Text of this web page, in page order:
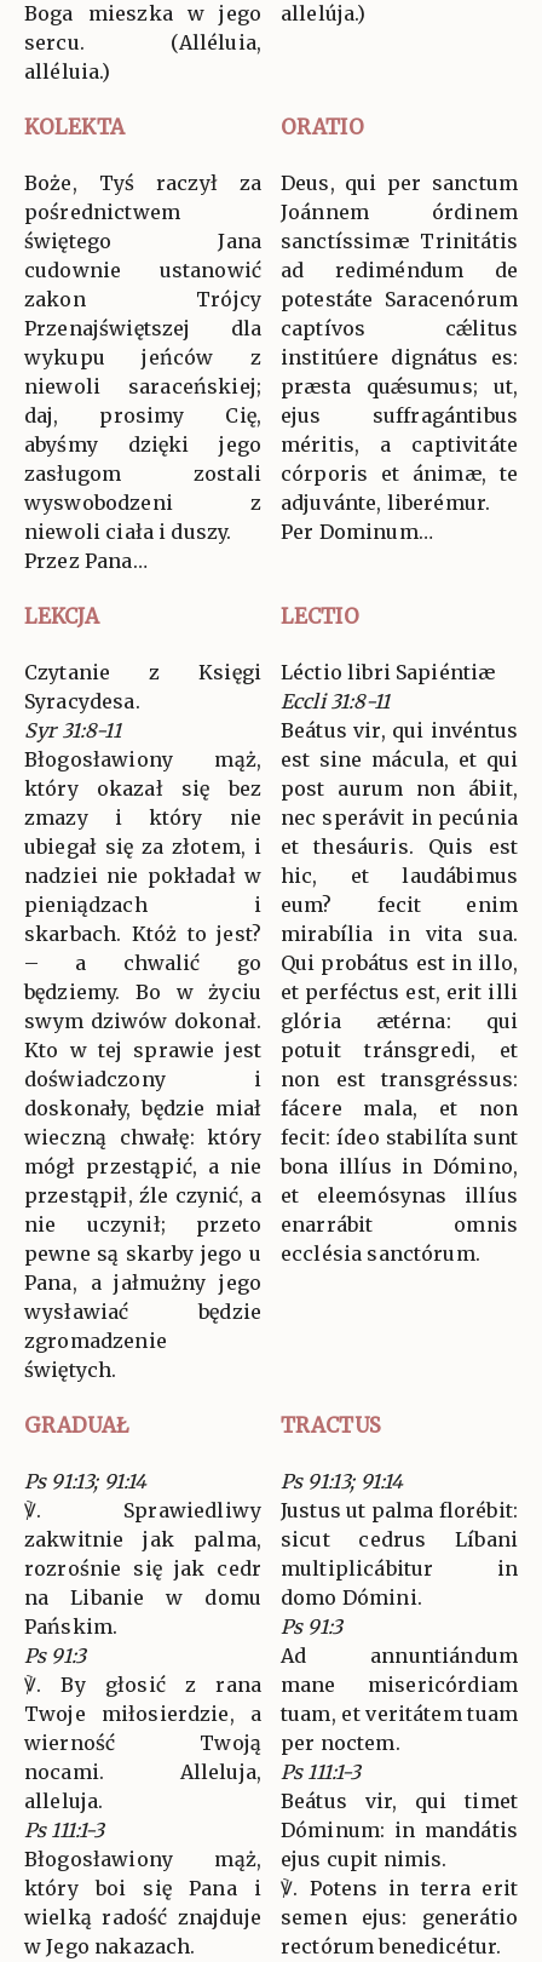
Boga mieszka w jego
sercu. (Alléluia,
alléluia.)
allelúja.)
KOLEKTA ORATIO
Boże, Tyś raczył za
pośrednictwem
świętego Jana
cudownie ustanowić
zakon Trójcy
Przenajświętszej dla
wykupu jeńców z
niewoli saraceńskiej;
daj, prosimy Cię,
abyśmy dzięki jego
zasługom zostali
wyswobodzeni z
niewoli ciała i duszy.
Przez Pana…
Deus, qui per sanctum
Joánnem órdinem
sanctíssimæ Trinitátis
ad rediméndum de
potestáte Saracenórum
captívos cǽlitus
institúere dignátus es:
præsta quǽsumus; ut,
ejus suffragántibus
méritis, a captivitáte
córporis et ánimæ, te
adjuvánte, liberémur.
Per Dominum…
LEKCJA LECTIO
Czytanie z Księgi
Syracydesa.
Syr 31:8-11
Błogosławiony mąż,
który okazał się bez
zmazy i który nie
ubiegał się za złotem, i
nadziei nie pokładał w
pieniądzach i
skarbach. Któż to jest?
– a chwalić go
będziemy. Bo w życiu
swym dziwów dokonał.
Kto w tej sprawie jest
doświadczony i
doskonały, będzie miał
wieczną chwałę: który
mógł przestąpić, a nie
przestąpił, źle czynić, a
nie uczynił; przeto
pewne są skarby jego u
Pana, a jałmużny jego
wysławiać będzie
zgromadzenie
świętych.
Léctio libri Sapiéntiæ
Eccli 31:8-11
Beátus vir, qui invéntus
est sine mácula, et qui
post aurum non ábiit,
nec sperávit in pecúnia
et thesáuris. Quis est
hic, et laudábimus
eum? fecit enim
mirabília in vita sua.
Qui probátus est in illo,
et perféctus est, erit illi
glória ætérna: qui
potuit tránsgredi, et
non est transgréssus:
fácere mala, et non
fecit: ídeo stabilíta sunt
bona illíus in Dómino,
et eleemósynas illíus
enarrábit omnis
ecclésia sanctórum.
GRADUAŁ TRACTUS
Ps 91:13; 91:14
℣. Sprawiedliwy
zakwitnie jak palma,
rozrośnie się jak cedr
na Libanie w domu
Pańskim.
Ps 91:3
℣. By głosić z rana
Twoje miłosierdzie, a
wierność Twoją
nocami. Alleluja,
alleluja.
Ps 111:1-3
Błogosławiony mąż,
który boi się Pana i
wielką radość znajduje
w Jego nakazach.
Ps 91:13; 91:14
Justus ut palma florébit:
sicut cedrus Líbani
multiplicábitur in
domo Dómini.
Ps 91:3
Ad annuntiándum
mane misericórdiam
tuam, et veritátem tuam
per noctem.
Ps 111:1-3
Beátus vir, qui timet
Dóminum: in mandátis
ejus cupit nimis.
℣. Potens in terra erit
semen ejus: generátio
rectórum benedicétur.